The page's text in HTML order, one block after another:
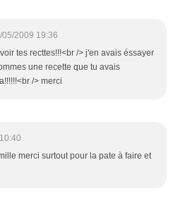
05/2009 19:36
tes recttes!!!<br /> j'en avais éssayer
une recette que tu avais
/> merci
merci surtout pour la pate à faire et